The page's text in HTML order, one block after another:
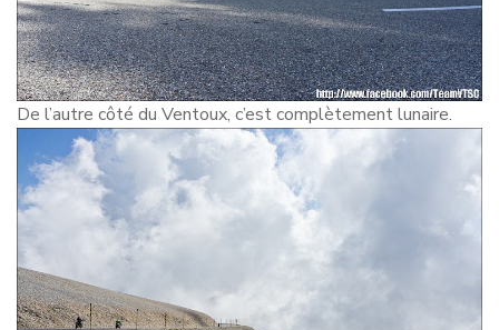
De l’autre côté du Ventoux, c’est complètement lunaire.